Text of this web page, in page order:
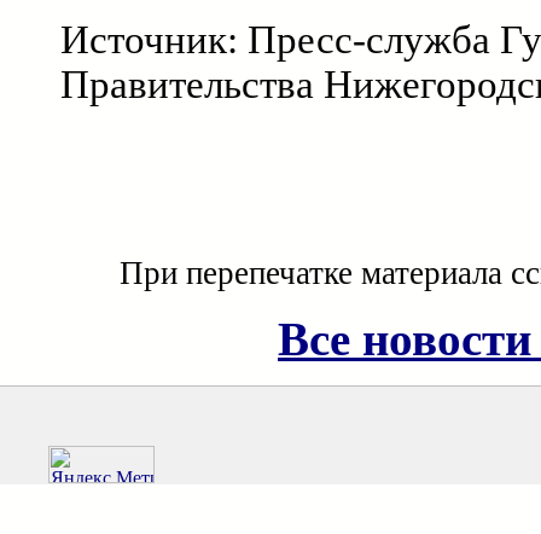
Источник: Пресс-служба
Правительства
При перепечатке материала
Все